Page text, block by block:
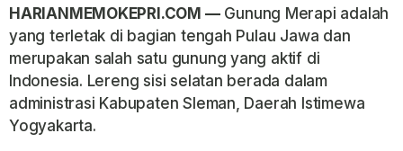
HARIANMEMOKEPRI.COM —Gunung Merapi adalah
yang terletak di bagian tengah Pulau Jawa dan
merupakan salah satu gunung yang aktif di
Indonesia. Lereng sisi selatan berada dalam
administrasi Kabupaten Sleman, Daerah Istimewa
Yogyakarta.